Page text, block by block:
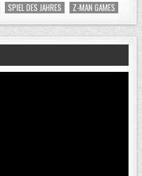
SPIEL DES JAHRES Z-MAN GAMES